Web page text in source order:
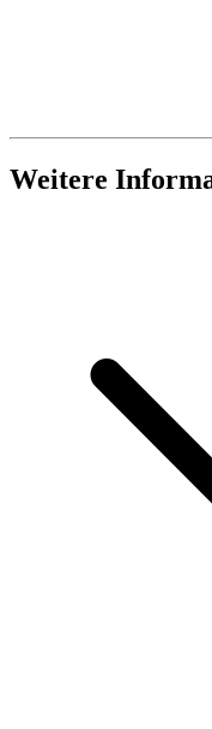
Weitere